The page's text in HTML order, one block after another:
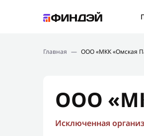
Новости
Главная — ООО «МКК «Омская
ООО
Исключенная